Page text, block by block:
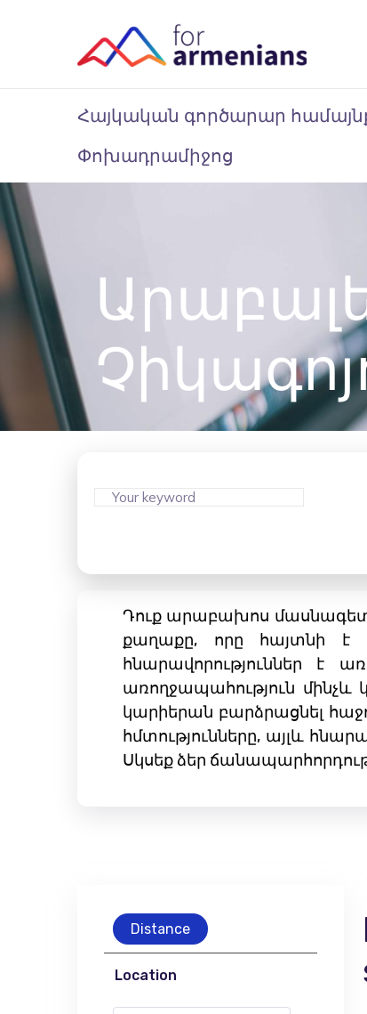
Հայկական գործարար
Փոխադրամիջոց
Դուք արաբախոս մասնագետ
քաղաքը, որը հայտնի է
հնարավորություններ է
առողջապահություն
կարիերան բարձրացնել
հմտությունները, այլև
Սկսեք ձեր
Distance
Location